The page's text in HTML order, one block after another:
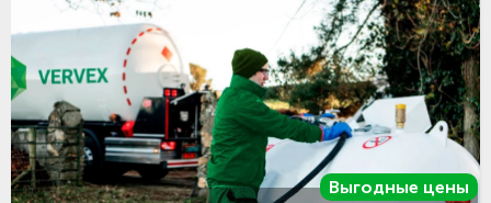
Выгодные цены